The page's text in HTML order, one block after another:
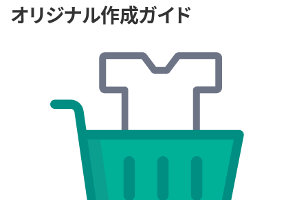
オリジナル作成ガイド